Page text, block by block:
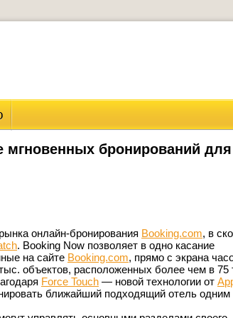
мгновенных бронирований
онлайн-бронирования Booking.com, в
. Booking Now позволяет в одно касание
на сайте Booking.com, прямо с экрана
объектов, расположенных более чем в 75
Force Touch — новой технологии от
ближайший подходящий отель